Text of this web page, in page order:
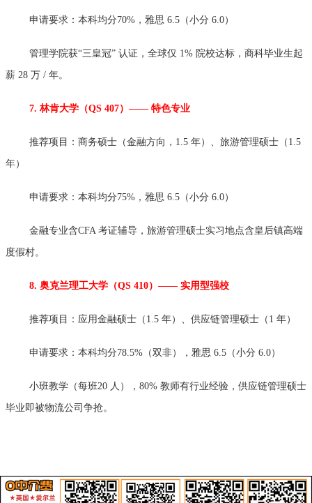
申请要求：本科均分70%，雅思 6.5（小分 6.0）
管理学院获“三皇冠” 认证，全球仅 1% 院校达标，商科毕业生起
薪 28 万 / 年。
7. 林肯大学（QS 407）—— 特色专业
推荐项目：商务硕士（金融方向，1.5 年）、旅游管理硕士（1.5
年）
申请要求：本科均分75%，雅思 6.5（小分 6.0）
金融专业含CFA 考证辅导，旅游管理硕士实习地点含皇后镇高端
度假村。
8. 奥克兰理工大学（QS 410）—— 实用型强校
推荐项目：应用金融硕士（1.5 年）、供应链管理硕士（1 年）
申请要求：本科均分78.5%（双非），雅思 6.5（小分 6.0）
小班教学（每班20 人），80% 教师有行业经验，供应链管理硕士
毕业即被物流公司争抢。